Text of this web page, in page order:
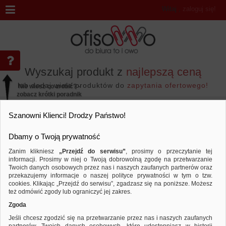
Wyszukaj produkt z najlepszą ceną
lub dodaj wiele produktów do zapytania ofertowego!
Witaj ,
Marka MAUL
Porównaj Sortuj według
Nie wiesz co zrobić? -
zobacz krótki poradnik
Szanowni Klienci! Drodzy Państwo!
Dbamy o Twoją prywatność
Zanim klikniesz „Przejdź do serwisu”, prosimy o przeczytanie tej
informacji. Prosimy w niej o Twoją dobrowolną zgodę na przetwarzanie
Twoich danych osobowych przez nas i naszych zaufanych partnerów oraz
przekazujemy informacje o naszej polityce prywatności w tym o tzw.
cookies. Klikając „Przejdź do serwisu”, zgadzasz się na poniższe. Możesz
też odmówić zgody lub ograniczyć jej zakres.
Zgoda
Jeśli chcesz zgodzić się na przetwarzanie przez nas i naszych zaufanych